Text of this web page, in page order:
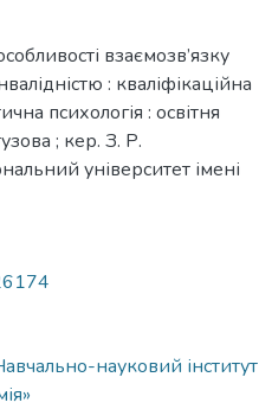
взаємозв’язку
: кваліфікаційна
психологія : освітня
; кер. З. Р.
університет імені
науковий інститут